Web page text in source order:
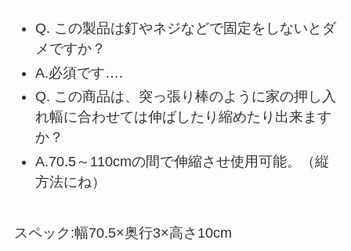
Q. この製品は釘やネジなどで固定をしないとダ
メですか？
A.必須です….
Q. この商品は、突っ張り棒のように家の押し入
れ幅に合わせては伸ばしたり縮めたり出来ます
か？
A.70.5～110cmの間で伸縮させ使用可能。（縦
方法にね）
スペック:幅70.5×奥行3×高さ10cm